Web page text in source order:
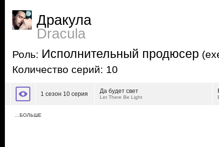
Дракула
Dracula
Роль: Исполнительный продюсер
Количество серий: 10
1 сезон 10 серия Да будет свет
Let There Be Light
…БОЛЬШЕ